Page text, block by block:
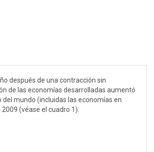
después de una contracción sin
de las economías desarrolladas aumentó
mundo (incluidas las economías en
(véase el cuadro 1).